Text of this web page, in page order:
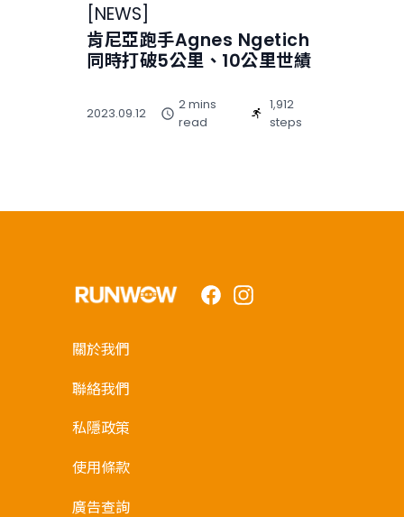
[NEWS]
肯尼亞跑手Agnes Ngetich
同時打破5公里、10公里世績
2023.09.12
2 mins
read
1,912
steps
FacebookInstagram
關於我們
聯絡我們
私隱政策
使用條款
廣告查詢